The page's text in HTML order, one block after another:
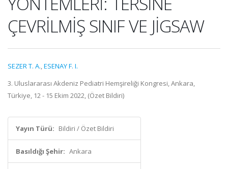
ÇEVRİLMİŞ SINIF VE JİGSAW
SEZER T. A.,ESENAY F. I.
3. Uluslararası Akdeniz Pediatri Hemşireliği Kongresi, Ankara,
Türkiye, 12 - 15 Ekim 2022, (Özet Bildiri)
Yayın Türü: Bildiri / Özet Bildiri
Basıldığı Şehir: Ankara